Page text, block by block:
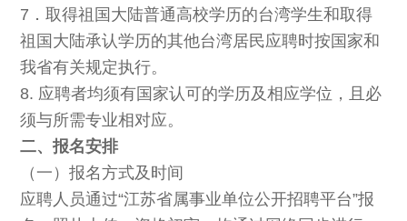
7．取得祖国大陆普通高校学历的台湾学生和取得
祖国大陆承认学历的其他台湾居民应聘时按国家和
我省有关规定执行。
8. 应聘者均须有国家认可的学历及相应学位，且必
须与所需专业相对应。
二、报名安排
（一）报名方式及时间
应聘人员通过“江苏省属事业单位公开招聘平台”报